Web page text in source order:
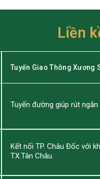
Liền
Tuyến Giao Thông Xương
Tuyến đường giúp rút
Kết nối TP. Châu Đốc với
TX.Tân Châu.